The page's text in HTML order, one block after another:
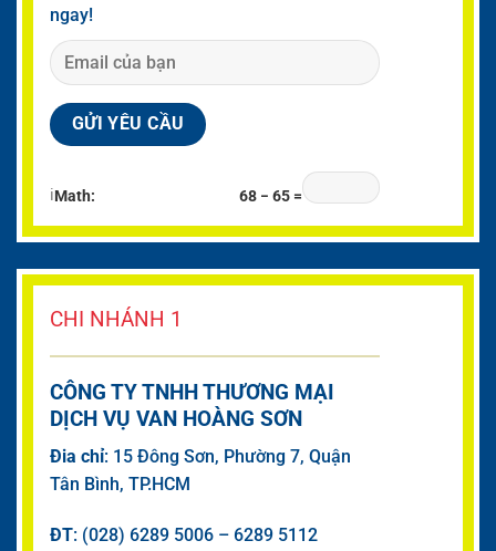
ngay!
ℹMath: 68 − 65 =
CHI NHÁNH 1
CÔNG TY TNHH THƯƠNG MẠI
DỊCH VỤ VAN HOÀNG SƠN
Đia chỉ: 15 Đông Sơn, Phường 7, Quận
Tân Bình, TP.HCM
ĐT: (028) 6289 5006 – 6289 5112